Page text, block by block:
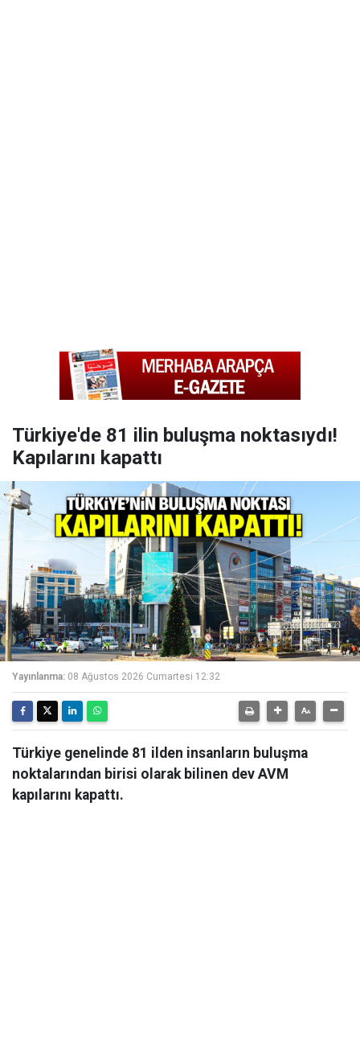
Türkiye'de 81 ilin buluşma noktasıydı!
Kapılarını kapattı
Yayınlanma: 08 Ağustos 2026 Cumartesi 12:32
Türkiye genelinde 81 ilden insanların buluşma
noktalarından birisi olarak bilinen dev AVM
kapılarını kapattı.